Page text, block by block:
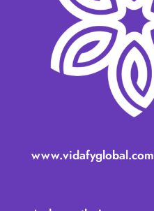
www.vidafyglobal.com